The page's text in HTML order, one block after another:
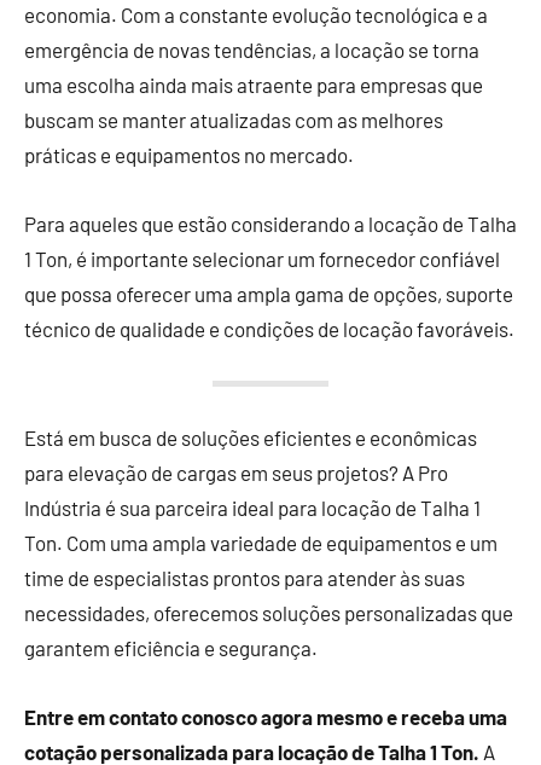
economia. Com a constante evolução tecnológica e a
emergência de novas tendências, a locação se torna
uma escolha ainda mais atraente para empresas que
buscam se manter atualizadas com as melhores
práticas e equipamentos no mercado.
Para aqueles que estão considerando a locação de Talha
1 Ton, é importante selecionar um fornecedor confiável
que possa oferecer uma ampla gama de opções, suporte
técnico de qualidade e condições de locação favoráveis.
Está em busca de soluções eficientes e econômicas
para elevação de cargas em seus projetos? A Pro
Indústria é sua parceira ideal para locação de Talha 1
Ton. Com uma ampla variedade de equipamentos e um
time de especialistas prontos para atender às suas
necessidades, oferecemos soluções personalizadas que
garantem eficiência e segurança.
Entre em contato conosco agora mesmo e receba uma
cotação personalizada para locação de Talha 1 Ton. A